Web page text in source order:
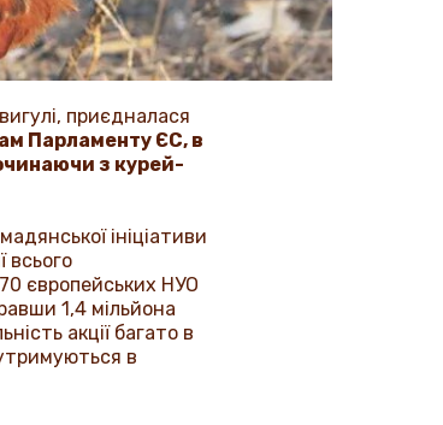
приєдналася
Парламенту ЄС, в
з курей-
ініціативи
всього
європейських НУО
1,4 мільйона
акції багато в
в